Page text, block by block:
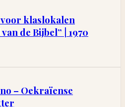
klaslokalen
de Bijbel” | 1970
– Oekraïense